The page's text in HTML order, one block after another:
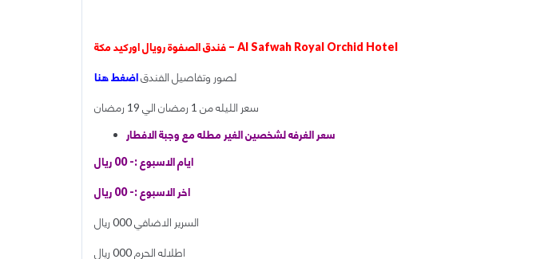
فندق الصفوة رويال اوركيد مكة – Al Safwah Royal Orchid Hotel
لصور وتفاصيل الفندقاضغط هنا
سعر الليله من 1 رمضان الي 19 رمضان
سعر الغرفه لشخصين الغير مطله مع وجبة الافطار
ايام الاسبوع :- 00 ريال
اخر الاسبوع :- 00 ريال
السرير الاضافي 000 ريال
اطلاله الحرم 000 ريال